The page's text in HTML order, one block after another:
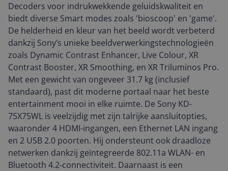
Decoders voor indrukwekkende geluidskwaliteit en
biedt diverse Smart modes zoals 'bioscoop' en 'game'.
De helderheid en kleur van het beeld wordt verbeterd
dankzij Sony’s unieke beeldverwerkingstechnologieën
zoals Dynamic Contrast Enhancer, Live Colour, XR
Contrast Booster, XR Smoothing, en XR Triluminos Pro.
Met een gewicht van ongeveer 31.7 kg (inclusief
standaard), past dit moderne portaal naar het beste
entertainment mooi in elke ruimte. De Sony KD-
75X75WL is veelzijdig met zijn talrijke aansluitopties,
waaronder 4 HDMI-ingangen, een Ethernet LAN ingang
en 2 USB 2.0 poorten. Hij ondersteunt ook draadloze
netwerken dankzij geïntegreerde 802.11a WLAN- en
Bluetooth 4.2-connectiviteit. Daarnaast is een